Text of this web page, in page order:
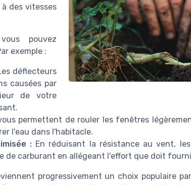
des vitesses
pouvez
exemple :
déflecteurs
causées par
de votre
permettent de rouler les fenêtres
l'eau dans l'habitacle.
:En réduisant la résistance au vent,
de carburant en allégeant l'effort que doit
progressivement un choix populaire